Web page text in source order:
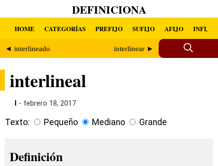
DEFINICIONA
HOME CATEGORÍAS PREFIJO SUFIJO AFIJO INFIJO
◄ interlineado interlinear ►
interlineal
I - febrero 18, 2017
Texto: Pequeño Mediano Grande
Definición